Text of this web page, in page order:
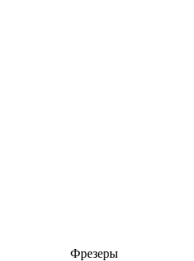
Фрезеры